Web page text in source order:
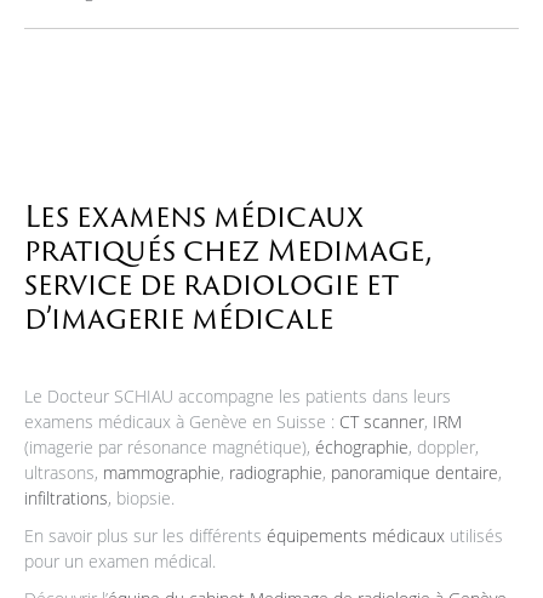
Les examens médicaux
pratiqués chez Medimage,
service de radiologie et
d’imagerie médicale
Le Docteur SCHIAU accompagne les patients dans leurs
examens médicaux à Genève en Suisse : CT scanner, IRM
(imagerie par résonance magnétique), échographie, doppler,
ultrasons, mammographie, radiographie, panoramique dentaire,
infiltrations, biopsie.
En savoir plus sur les différents équipements médicaux utilisés
pour un examen médical.